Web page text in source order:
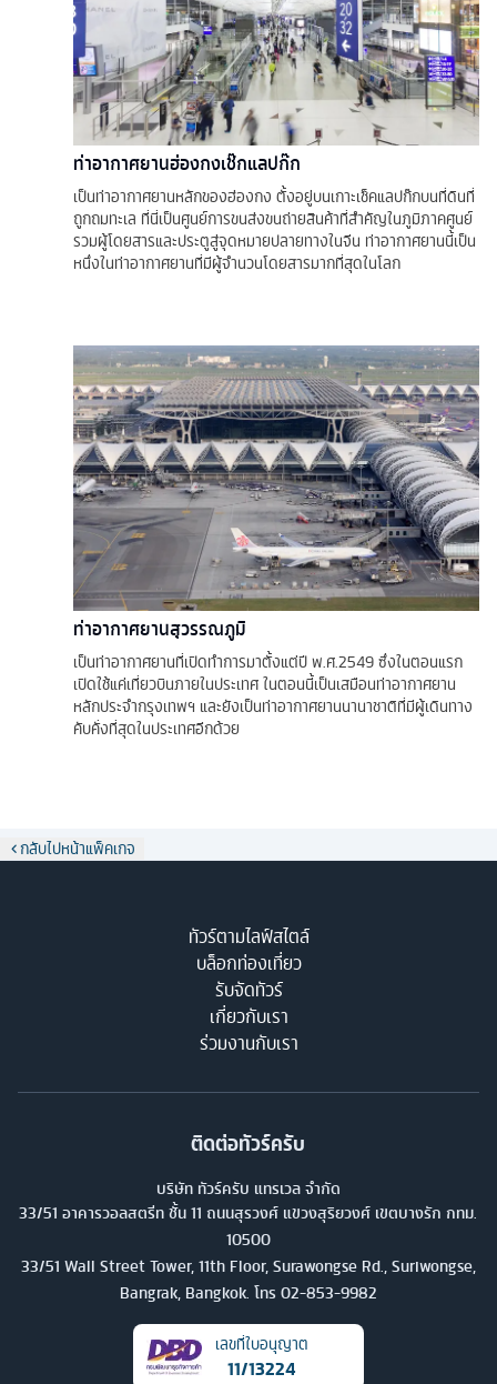
ท่าอากาศยานฮ่องกงเช๊กแลปก๊ก
เป็นท่าอากาศยานหลักของฮ่องกง ตั้งอยู่บนเกาะเช็คแลปก๊กบนที่ดินที่
ถูกถมทะเล ที่นี่เป็นศูนย์การขนส่งขนถ่ายสินค้าที่สำคัญในภูมิภาคศูนย์
รวมผู้โดยสารและประตูสู่จุดหมายปลายทางในจีน ท่าอากาศยานนี้เป็น
หนึ่งในท่าอากาศยานที่มีผู้จำนวนโดยสารมากที่สุดในโลก
ท่าอากาศยานสุวรรณภูมิ
เป็นท่าอากาศยานที่เปิดทำการมาตั้งแต่ปี พ.ศ.2549 ซึ่งในตอนแรก
เปิดใช้แค่เที่ยวบินภายในประเทศ ในตอนนี้เป็นเสมือนท่าอากาศยาน
หลักประจำกรุงเทพฯ และยังเป็นท่าอากาศยานนานาชาติที่มีผู้เดินทาง
คับคั่งที่สุดในประเทศอีกด้วย
กลับไปหน้าแพ็คเกจ
ทัวร์ตามไลฟ์สไตล์
บล็อกท่องเที่ยว
รับจัดทัวร์
เกี่ยวกับเรา
ร่วมงานกับเรา
ติดต่อทัวร์ครับ
บริษัท ทัวร์ครับ แทรเวล จำกัด
33/51 อาคารวอลสตรีท ชั้น 11 ถนนสุรวงศ์ แขวงสุริยวงศ์ เขตบางรัก กทม.
10500
33/51 Wall Street Tower, 11th Floor, Surawongse Rd., Suriwongse,
Bangrak, Bangkok. โทร 02-853-9982
เลขที่ใบอนุญาต
11/13224